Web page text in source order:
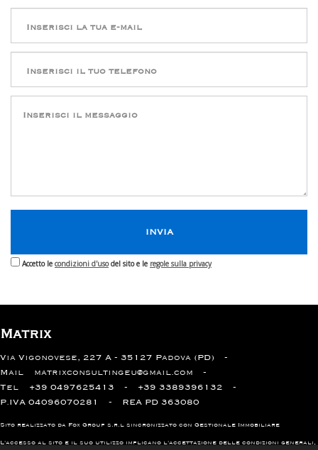
Accetto le condizioni d'usodel sito e le regole sulla privacy
Matrix
Via Vigonovese, 227 A - 35127 Padova (PD)
Mail matrixconsultingeu@gmail.com
Tel +39 0497625413 +39 3389396132
P.IVA 04096070281 REA PD 363080
Sito realizzato da Fox Group s.r.l sincronizzato con Gestionale Immobiliare
L'accesso al sito e il suo utilizzo implicano l'accettazione delle condizioni generali